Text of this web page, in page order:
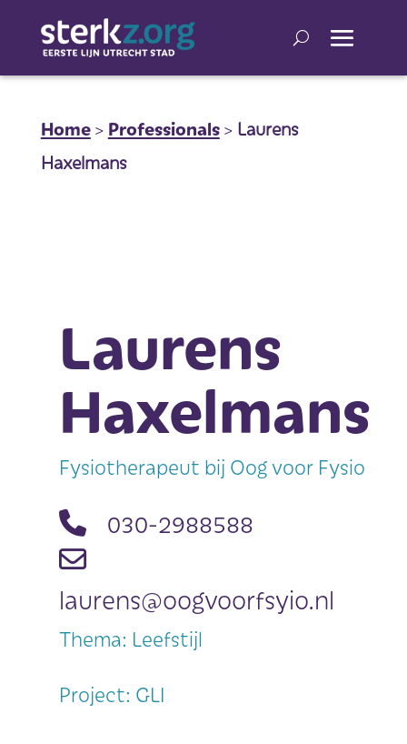
Home> Professionals> Laurens
Haxelmans
Laurens
Haxelmans
Fysiotherapeut bij Oog voor Fysio
030-2988588
laurens@oogvoorfsyio.nl
Thema: Leefstijl
Project: GLI